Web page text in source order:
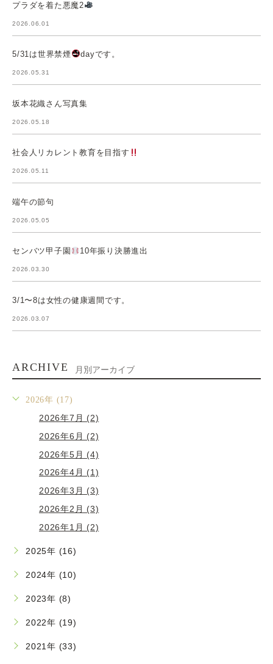
プラダを着た悪魔2
2026.06.01
5/31は世界禁煙 dayです。
2026.05.31
坂本花織さん写真集
2026.05.18
社会人リカレント教育を目指す
2026.05.11
端午の節句
2026.05.05
センバツ甲子園 10年振り決勝進出
2026.03.30
3/1〜8は女性の健康週間です。
2026.03.07
ARCHIVE 月別アーカイブ
2026年 (17)
2026年7月 (2)
2026年6月 (2)
2026年5月 (4)
2026年4月 (1)
2026年3月 (3)
2026年2月 (3)
2026年1月 (2)
2025年 (16)
2024年 (10)
2023年 (8)
2022年 (19)
2021年 (33)